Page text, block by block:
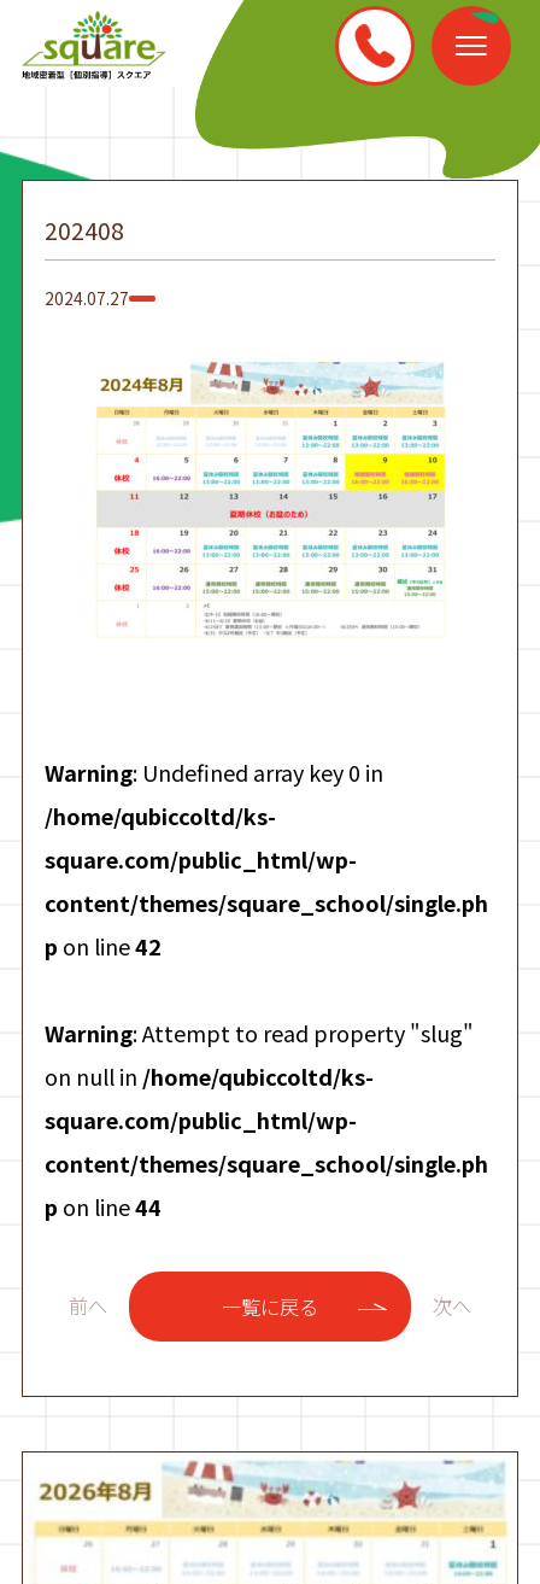
202408
2024.07.27
Warning: Undefined array key 0 in
/home/qubiccoltd/ks-
square.com/public_html/wp-
content/themes/square_school/single.ph
p on line42
Warning: Attempt to read property "slug"
on null in /home/qubiccoltd/ks-
square.com/public_html/wp-
content/themes/square_school/single.ph
p on line44
前へ 一覧に戻る 次へ